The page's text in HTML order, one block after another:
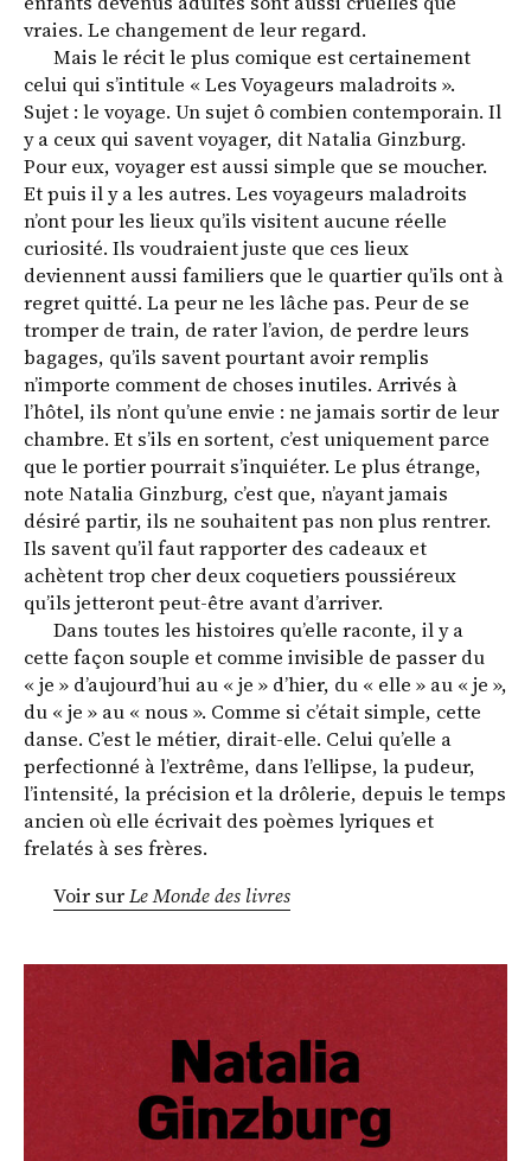
vraies. Le changement de leur regard.
Mais le récit le plus comique est certainement
celui qui s’intitule « Les Voyageurs maladroits ».
Sujet : le voyage. Un sujet ô combien contemporain. Il
y a ceux qui savent voyager, dit Natalia ­Ginzburg.
Pour eux, voyager est aussi simple que se moucher.
Et puis il y a les autres. Les voyageurs maladroits
n’ont pour les lieux qu’ils visitent aucune réelle
curiosité. Ils voudraient juste que ces lieux
deviennent aussi familiers que le quartier qu’ils ont à
regret quitté. La peur ne les ­lâche pas. Peur de se
tromper de train, de rater l’avion, de perdre leurs
bagages, qu’ils savent pourtant avoir remplis
n’importe comment de choses inutiles. Arrivés à
l’hôtel, ils n’ont qu’une envie : ne jamais sortir de leur
chambre. Et s’ils en sortent, c’est uniquement parce
que le portier pourrait s’inquiéter. Le plus étrange,
note Natalia Ginzburg, c’est que, n’ayant jamais
désiré partir, ils ne souhaitent pas non plus rentrer.
Ils ­savent qu’il faut rapporter des cadeaux et
achètent trop cher deux coquetiers poussiéreux
qu’ils jetteront peut-être avant ­d’arriver.
Dans toutes les histoires qu’elle raconte, il y a
cette façon souple et comme invisible de passer du
« je » d’aujourd’hui au « je » d’hier, du « elle » au « je »,
du « je » au « nous ». Comme si c’était simple, cette
danse. C’est le métier, dirait-elle. Celui qu’elle a
perfectionné à l’extrême, dans l’ellipse, la pudeur,
l’intensité, la précision et la drôlerie, depuis le temps
ancien où elle écrivait des poèmes lyriques et
frelatés à ses frères.
Voir surLe Monde des livres